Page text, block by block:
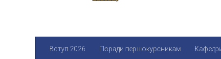
Вступ 2026 Поради першокурсникам